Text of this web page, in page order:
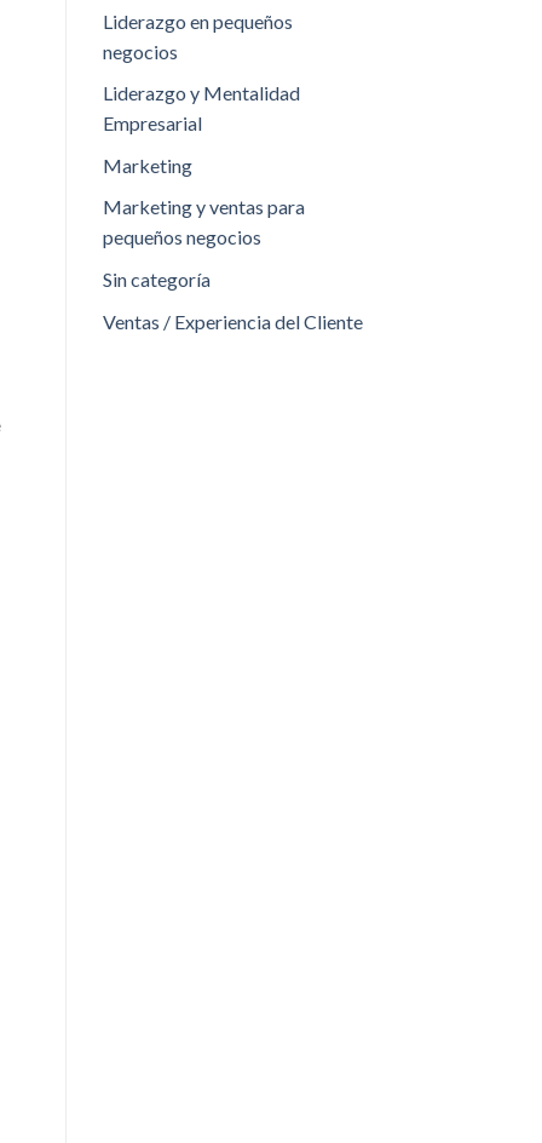
Liderazgo en pequeños
negocios
Liderazgo y Mentalidad
Empresarial
Marketing
Marketing y ventas para
pequeños negocios
Sin categoría
Ventas / Experiencia del Cliente